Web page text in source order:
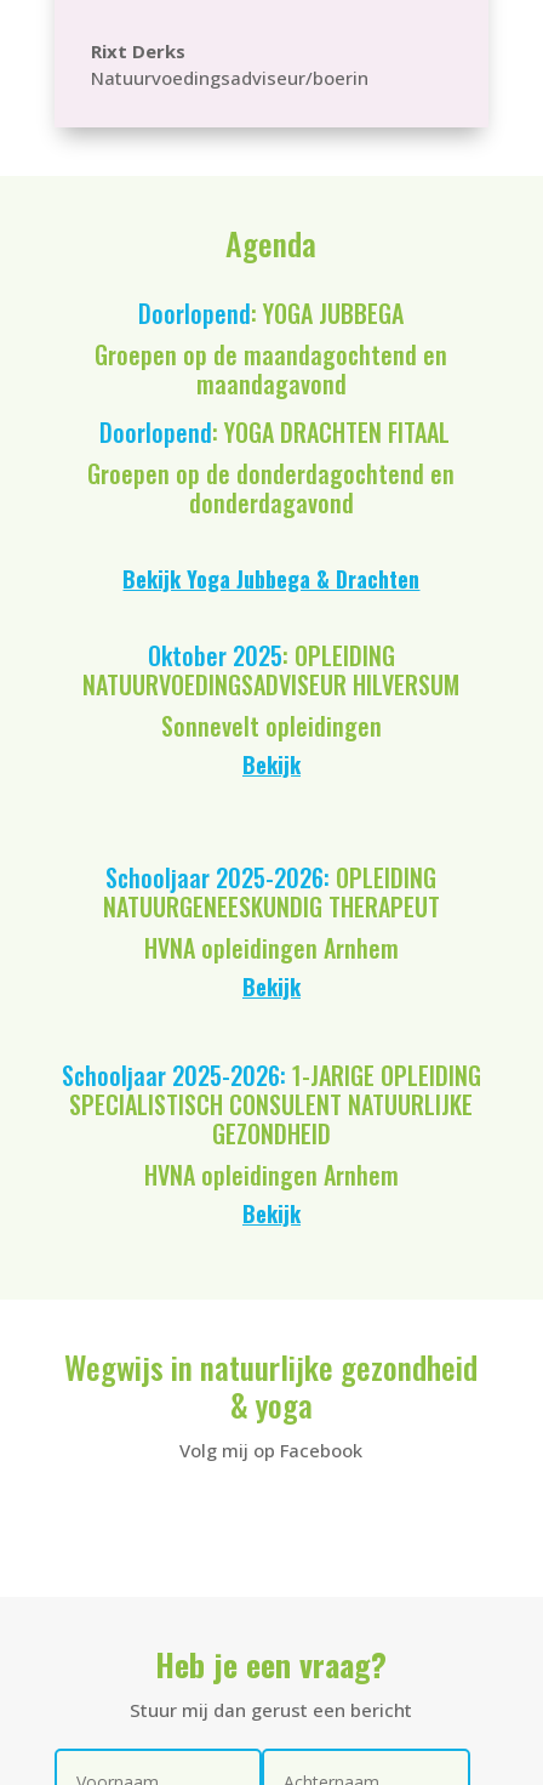
Rixt Derks
Natuurvoedingsadviseur/boerin
Agenda
Doorlopend: YOGA JUBBEGA
Groepen op de maandagochtend en
maandagavond
Doorlopend: YOGA DRACHTEN FITAAL
Groepen op de donderdagochtend en
donderdagavond
Bekijk Yoga Jubbega & Drachten
Oktober 2025: OPLEIDING
NATUURVOEDINGSADVISEUR HILVERSUM
Sonnevelt opleidingen
Bekijk
Schooljaar 2025-2026: OPLEIDING
NATUURGENEESKUNDIG THERAPEUT
HVNA opleidingen Arnhem
Bekijk
Schooljaar 2025-2026: 1-JARIGE OPLEIDING
SPECIALISTISCH CONSULENT NATUURLIJKE
GEZONDHEID
HVNA opleidingen Arnhem
Bekijk
Wegwijs in natuurlijke gezondheid
& yoga
Volg mij op Facebook
Heb je een vraag?
Stuur mij dan gerust een bericht